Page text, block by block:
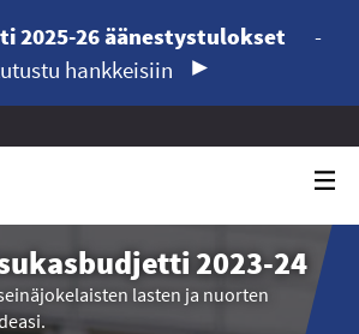
2025-26 äänestystulokset
-
hankkeisiin
2023-24
lasten ja nuorten